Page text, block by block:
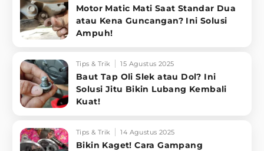
Motor Matic Mati Saat Standar Dua
atau Kena Guncangan? Ini Solusi
Ampuh!
Tips & Trik 15 Agustus 2025
Baut Tap Oli Slek atau Dol? Ini
Solusi Jitu Bikin Lubang Kembali
Kuat!
Tips & Trik 14 Agustus 2025
Bikin Kaget! Cara Gampang